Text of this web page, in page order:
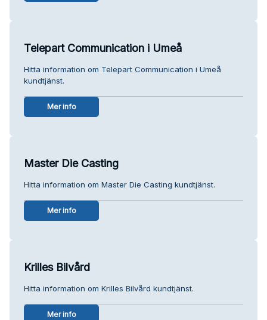
Telepart Communication i Umeå
Hitta information om Telepart Communication i Umeå
kundtjänst.
Mer info
Master Die Casting
Hitta information om Master Die Casting kundtjänst.
Mer info
Krilles Bilvård
Hitta information om Krilles Bilvård kundtjänst.
Mer info